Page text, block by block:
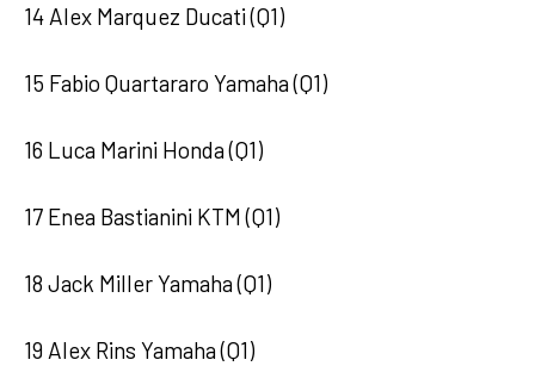
14 Alex Marquez Ducati (Q1)
15 Fabio Quartararo Yamaha (Q1)
16 Luca Marini Honda (Q1)
17 Enea Bastianini KTM (Q1)
18 Jack Miller Yamaha (Q1)
19 Alex Rins Yamaha (Q1)